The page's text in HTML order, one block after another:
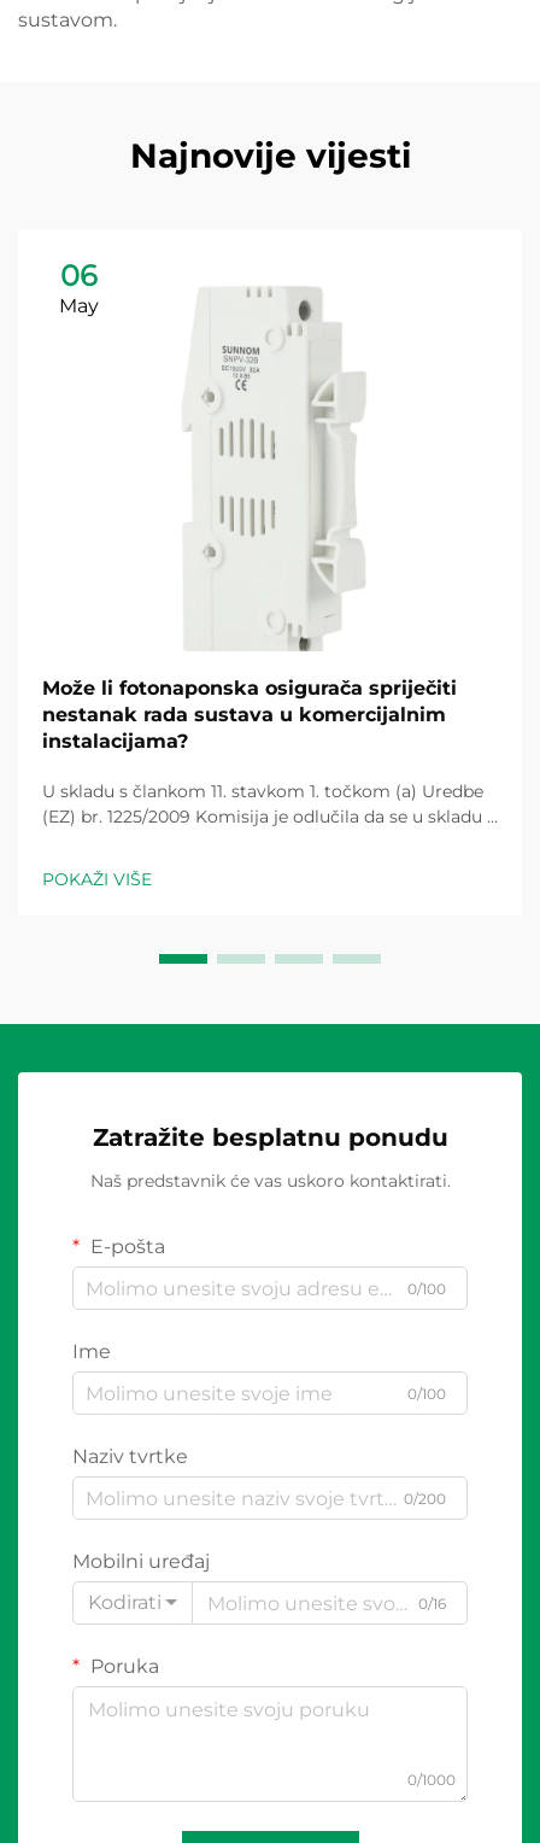
sustavom.
Najnovije vijesti
06
May
Može li fotonaponska osigurača spriječiti
nestanak rada sustava u komercijalnim
instalacijama?
U skladu s člankom 11. stavkom 1. točkom (a) Uredbe
(EZ) br. 1225/2009 Komisija je odlučila da se u skladu s
1225/2009 ne primjenjuje mjera za smanjenje
troškova. Pitanje je može li pravilno definirana
POKAŽI VIŠE
Zatražite besplatnu ponudu
Naš predstavnik će vas uskoro kontaktirati.
E-pošta
0/100
Ime
0/100
Naziv tvrtke
0/200
Mobilni uređaj
Kodirati
0/16
Poruka
0/1000